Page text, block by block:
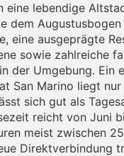
eine lebendige
dem
eine ausgeprägte
sowie zahlreiche
der Umgebung. Ein
San Marino liegt
sich gut als
reicht von Juni
meist zwischen
Direktverbindung